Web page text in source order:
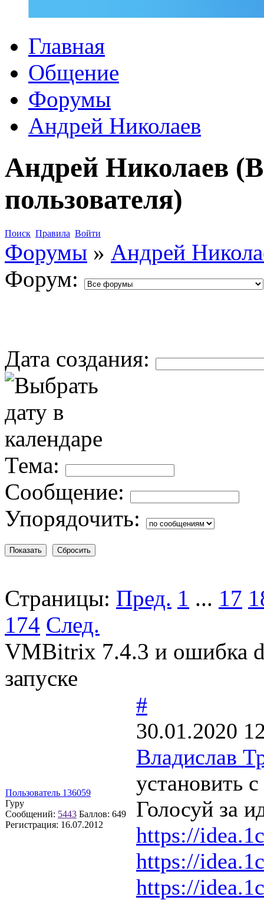
Главная
Общение
Форумы
Андрей Николаев
Андрей Николаев
пользователя)
Поиск Правила Войти
Форумы » Андрей
Форум:
Дата создания:
Тема:
Сообщение:
Упорядочить:
Страницы: Пред. 1 ... 17
174 След.
VMBitrix 7.4.3 и ошибка
запуске
Пользователь 136059
Гуру
Сообщений: 5443 Баллов: 649
Регистрация: 16.07.2012
#
30.01.2020
Владислав
установить
Голосуй за
https://
https://
https://